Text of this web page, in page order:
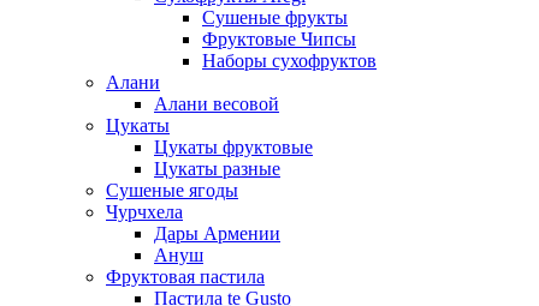
Сушеные фрукты
Фруктовые Чипсы
Наборы сухофруктов
Алани
Алани весовой
Цукаты
Цукаты фруктовые
Цукаты разные
Сушеные ягоды
Чурчхела
Дары Армении
Ануш
Фруктовая пастила
Пастила te Gusto